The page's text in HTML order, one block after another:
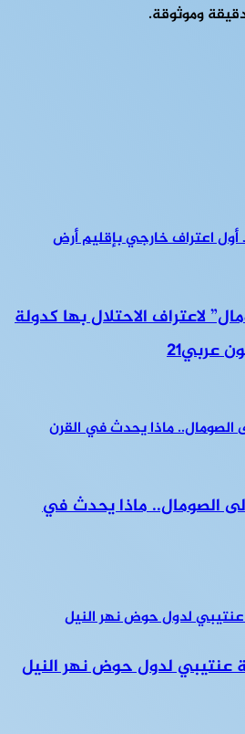
وموثوقة.
لاعتراف الاحتلال بها كدولة
عربي21
الصومال.. ماذا يحدث في
عنتيبي لدول حوض نهر النيل